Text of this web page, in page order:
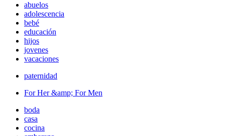
abuelos
adolescencia
bebé
educación
hijos
jovenes
vacaciones
paternidad
For Her &amp; For Men
boda
casa
cocina